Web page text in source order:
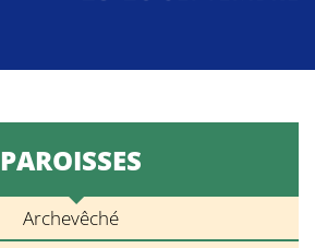
PAROISSES
Archevêché